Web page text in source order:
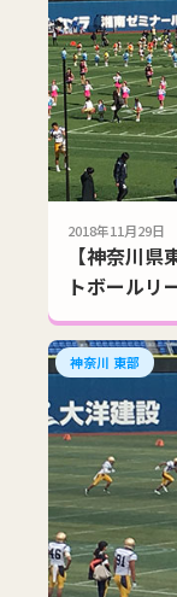
2018年11月29日
【神奈川
トボールリ
神奈川 東部